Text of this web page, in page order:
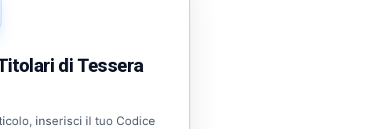
di Tessera
inserisci il tuo Codice